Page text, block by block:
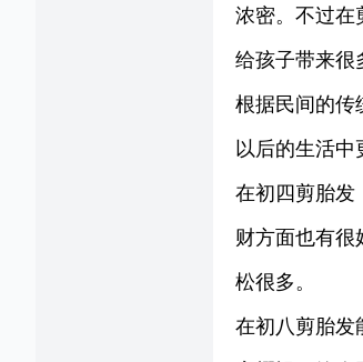
浓密。不过在
给孩子带来很
根据民间的传
以后的生活中
在初四剪胎发
财方面也有
松很多。
在初八剪胎发